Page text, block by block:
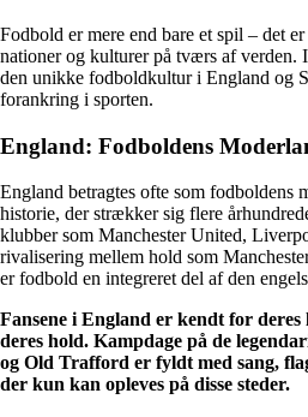
Fodbold er mere end bare et spil – det
nationer og kulturer på tværs af verden.
den unikke fodboldkultur i England og
forankring i sporten.
England: Fodboldens
England betragtes ofte som fodboldens
historie, der strækker sig flere
klubber som Manchester United,
rivalisering mellem hold som
er fodbold en integreret del af den
Fansene i England er kendt for
deres hold. Kampdage på de
og Old Trafford er fyldt med sang,
der kun kan opleves på disse steder.